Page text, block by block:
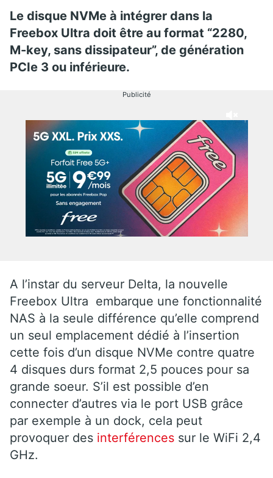
Le disque NVMe à intégrer dans la
Freebox Ultra doit être au format “2280,
M-key, sans dissipateur”, de génération
PCIe 3 ou inférieure.
Publicité
A l’instar du serveur Delta, la nouvelle
Freebox Ultra embarque une fonctionnalité
NAS à la seule différence qu’elle comprend
un seul emplacement dédié à l’insertion
cette fois d’un disque NVMe contre quatre
4 disques durs format 2,5 pouces pour sa
grande soeur. S’il est possible d’en
connecter d’autres via le port USB grâce
par exemple à un dock, cela peut
provoquer des interférences sur le WiFi 2,4
GHz.